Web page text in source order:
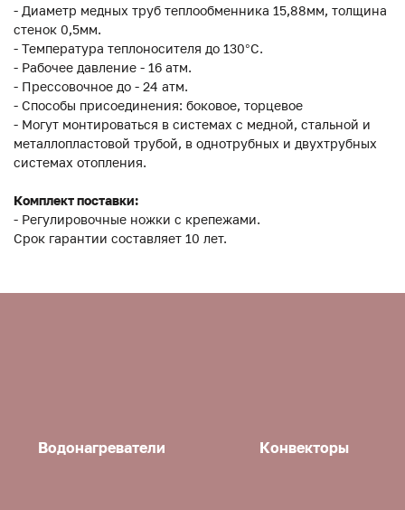
- Диаметр медных труб теплообменника 15,88мм, толщина
стенок 0,5мм.
- Температура теплоносителя до 130°C.
- Рабочее давление - 16 атм.
- Прессовочное до - 24 атм.
- Способы присоединения: боковое, торцевое
- Могут монтироваться в системах с медной, стальной и
металлопластовой трубой, в однотрубных и двухтрубных
системах отопления.
Комплект поставки:
- Регулировочные ножки с крепежами.
Срок гарантии составляет 10 лет.
Водонагреватели Конвекторы